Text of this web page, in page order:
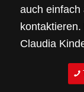
auch einfach
Claudia